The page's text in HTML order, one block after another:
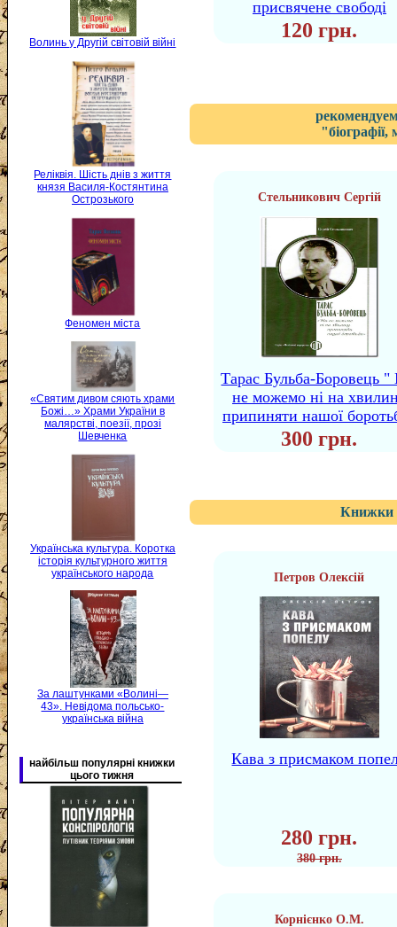
Волинь у Другій світовій війні
Реліквія. Шість днів з життя
князя Василя-Костянтина
Острозького
Феномен міста
«Святим дивом сяють храми
Божі…» Храми України в
малярстві, поезії, прозі
Шевченка
Українська культура. Коротка
історія культурного життя
українського народа
За лаштунками «Волині—
43». Невідома польсько-
українська війна
найбільш популярні книжки
цього тижня
присвячене свободі
120 грн.
Стельникович Сергій
Тарас Бульба-Боровець
не можемо ні на
припиняти нашої
300 грн.
Книжки
Петров Олексій
Кава з присмаком
280 грн.
380 грн.
Корнієнко О.М.